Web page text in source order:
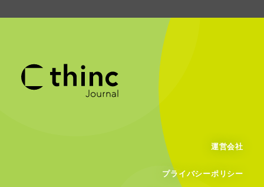
運営会社
プライバシーポリシー